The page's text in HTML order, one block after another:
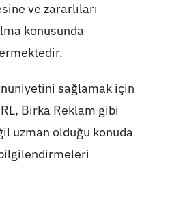
ve zararlıları
konusunda
sağlamak için
Birka Reklam gibi
uzman olduğu konuda